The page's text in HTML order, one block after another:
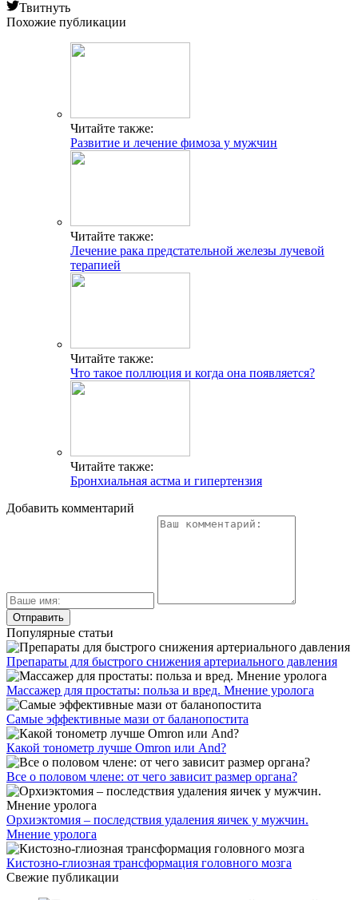
Твитнуть
Похожие публикации
Читайте также:
Развитие и лечение фимоза у мужчин
Читайте также:
Лечение рака предстательной железы лучевой
терапией
Читайте также:
Что такое поллюция и когда она появляется?
Читайте также:
Бронхиальная астма и гипертензия
Добавить комментарий
Популярные статьи
Препараты для быстрого снижения артериального давления
Массажер для простаты: польза и вред. Мнение уролога
Самые эффективные мази от баланопостита
Какой тонометр лучше Omron или And?
Все о половом члене: от чего зависит размер органа?
Орхиэктомия – последствия удаления яичек у мужчин.
Мнение уролога
Кистозно-глиозная трансформация головного мозга
Свежие публикации